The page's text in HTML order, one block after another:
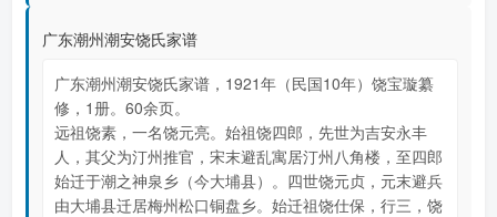
广东潮州潮安饶氏家谱
广东潮州潮安饶氏家谱，1921年（民国10年）饶宝璇纂
修，1册。60余页。
远祖饶素，一名饶元亮。始祖饶四郎，先世为吉安永丰
人，其父为汀州推官，宋末避乱寓居汀州八角楼，至四郎
始迁于潮之神泉乡（今大埔县）。四世饶元贞，元末避兵
由大埔县迁居梅州松口铜盘乡。始迁祖饶仕保，行三，饶